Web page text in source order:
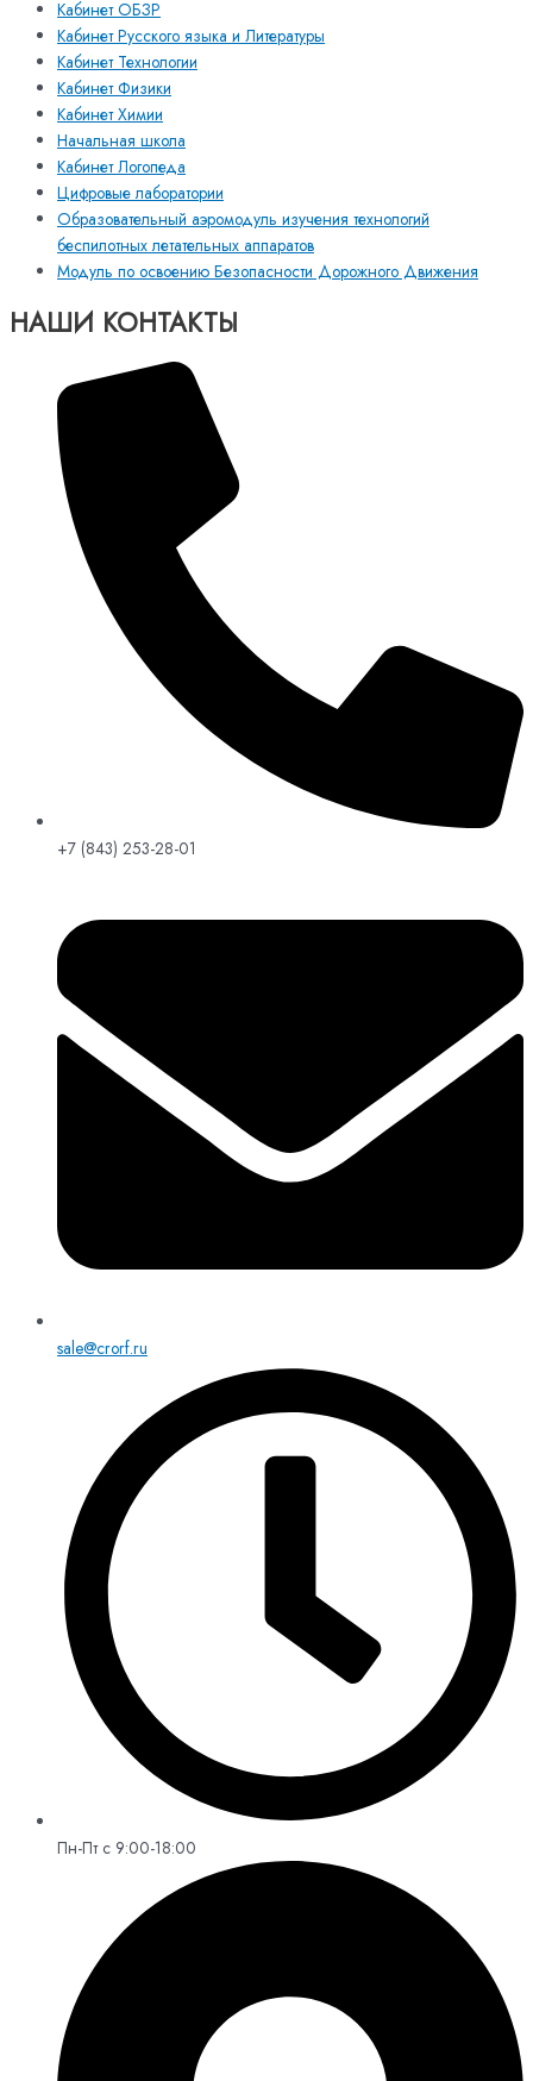
Кабинет ОБЗР
Кабинет Русского языка и Литературы
Кабинет Технологии
Кабинет Физики
Кабинет Химии
Начальная школа
Кабинет Логопеда
Цифровые лаборатории
Образовательный аэромодуль изучения технологий
беспилотных летательных аппаратов
Модуль по освоению Безопасности Дорожного Движения
НАШИ КОНТАКТЫ
+7 (843) 253-28-01
sale@crorf.ru
Пн-Пт с 9:00-18:00